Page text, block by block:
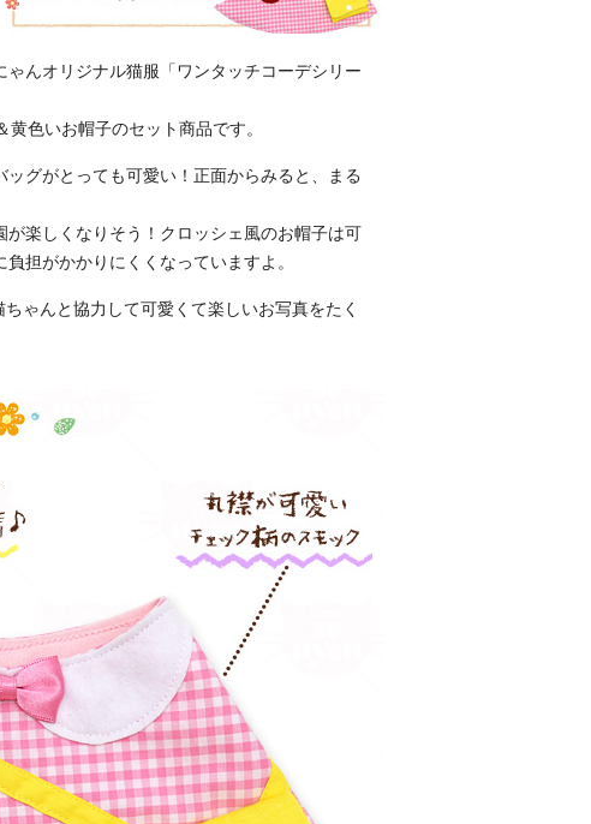
んオリジナル猫服「ワンタッチコーデシリー
色いお帽子のセット商品です。
グがとっても可愛い！正面からみると、まる
楽しくなりそう！クロッシェ風のお帽子は可
担がかかりにくくなっていますよ。
ゃんと協力して可愛くて楽しいお写真をたく